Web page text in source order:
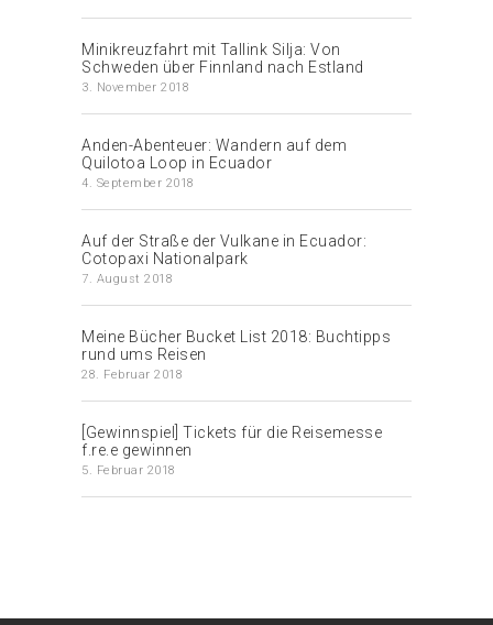
Minikreuzfahrt mit Tallink Silja: Von
Schweden über Finnland nach Estland
3. November 2018
Anden-Abenteuer: Wandern auf dem
Quilotoa Loop in Ecuador
4. September 2018
Auf der Straße der Vulkane in Ecuador:
Cotopaxi Nationalpark
7. August 2018
Meine Bücher Bucket List 2018: Buchtipps
rund ums Reisen
28. Februar 2018
[Gewinnspiel] Tickets für die Reisemesse
f.re.e gewinnen
5. Februar 2018